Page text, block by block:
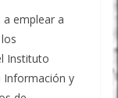
emplear a
Instituto
Información y